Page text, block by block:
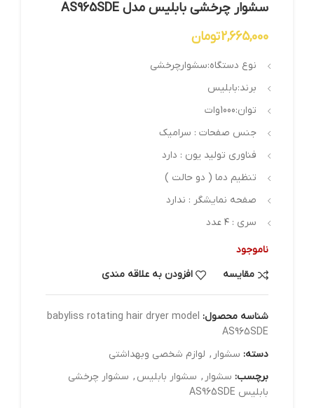
سشوار چرخشی بابلیس مدل AS965SDE
2,665,000تومان
نوع دستگاه:سشوارچرخشی
برند:بابلیس
توان:1000وات
جنس صفحات : سرامیک
فناوری تولید یون : دارد
تنظیم دما ( دو حالت )
صفحه نمایشگر : ندارد
سری : ۴ عدد
ناموجود
مقایسه
افزودن به علاقه مندی
شناسه محصول: babyliss rotating hair dryer model
AS965SDE
دسته: سشوار , لوازم شخصی وبهداشتی
برچسب: سشوار , سشوار بابلیس , سشوار چرخشی
بابلیس AS965SDE